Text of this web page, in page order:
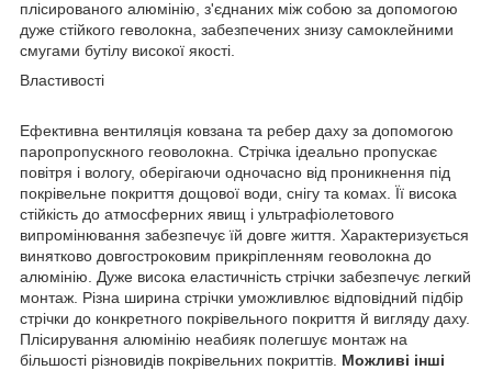
плісированого алюмінію, з'єднаних між собою за допомогою
дуже стійкого геволокна, забезпечених знизу самоклейними
смугами бутілу високої якості.
Властивості
Ефективна вентиляція ковзана та ребер даху за допомогою
паропропускного геоволокна. Стрічка ідеально пропускає
повітря і вологу, оберігаючи одночасно від проникнення під
покрівельне покриття дощової води, снігу та комах. Її висока
стійкість до атмосферних явищ і ультрафіолетового
випромінювання забезпечує їй довге життя. Характеризується
винятково довгостроковим прикріпленням геоволокна до
алюмінію. Дуже висока еластичність стрічки забезпечує легкий
монтаж. Різна ширина стрічки уможливлює відповідний підбір
стрічки до конкретного покрівельного покриття й вигляду даху.
Плісирування алюмінію неабияк полегшує монтаж на
більшості різновидів покрівельних покриттів. Можливі інші